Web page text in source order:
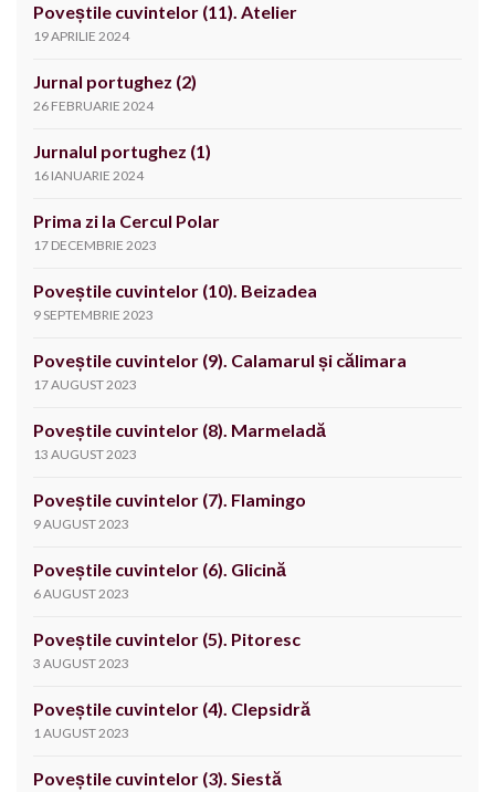
Poveștile cuvintelor (11). Atelier
19 APRILIE 2024
Jurnal portughez (2)
26 FEBRUARIE 2024
Jurnalul portughez (1)
16 IANUARIE 2024
Prima zi la Cercul Polar
17 DECEMBRIE 2023
Poveștile cuvintelor (10). Beizadea
9 SEPTEMBRIE 2023
Poveștile cuvintelor (9). Calamarul și călimara
17 AUGUST 2023
Poveștile cuvintelor (8). Marmeladă
13 AUGUST 2023
Poveștile cuvintelor (7). Flamingo
9 AUGUST 2023
Poveștile cuvintelor (6). Glicină
6 AUGUST 2023
Poveștile cuvintelor (5). Pitoresc
3 AUGUST 2023
Poveștile cuvintelor (4). Clepsidră
1 AUGUST 2023
Poveștile cuvintelor (3). Siestă